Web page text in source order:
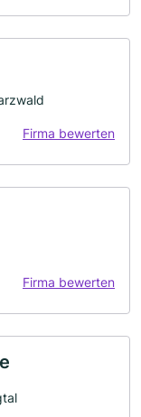
Firma bewerten
Firma bewerten